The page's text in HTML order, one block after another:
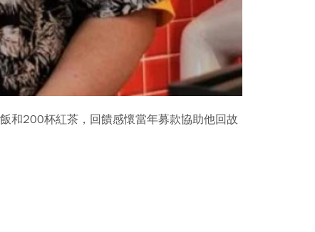
和200杯紅茶，回饋感懷當年募款協助他回故